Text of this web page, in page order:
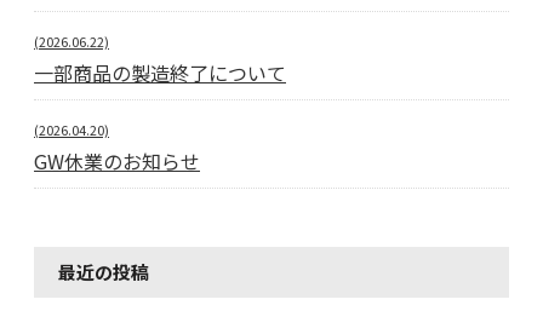
(2026.06.22)
一部商品の製造終了について
(2026.04.20)
GW休業のお知らせ
最近の投稿